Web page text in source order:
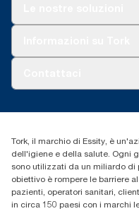
+39 0331 443896
Tork, il marchio di Essity, è
dell'igiene e della salute. Ogni
sono utilizzati da un miliardo di
obiettivo è rompere le barriere
pazienti, operatori sanitari,
in circa 150 paesi con i marchi